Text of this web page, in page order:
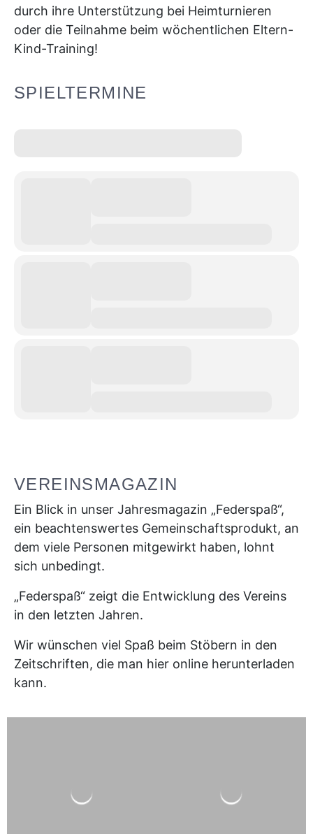
durch ihre Unterstützung bei Heimturnieren
oder die Teilnahme beim wöchentlichen Eltern-
Kind-Training!
SPIELTERMINE
VEREINSMAGAZIN
Ein Blick in unser Jahresmagazin „Federspaß“,
ein beachtenswertes Gemeinschaftsprodukt, an
dem viele Personen mitgewirkt haben, lohnt
sich unbedingt.
„Federspaß“ zeigt die Entwicklung des Vereins
in den letzten Jahren.
Wir wünschen viel Spaß beim Stöbern in den
Zeitschriften, die man hier online herunterladen
kann.